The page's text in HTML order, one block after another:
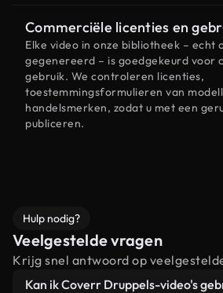
Commerciële licenties en
Elke video in onze bibliotheek – echt
gegenereerd – is goedgekeurd voor
gebruik. We controleren licenties,
toestemmingsformulieren van
handelsmerken, zodat u met een
publiceren.
Hulp nodig?
Veelgestelde vragen
Krijg snel antwoord op
Kan ik Coverr Druppels-video's